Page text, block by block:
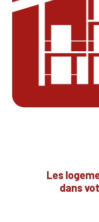
Les
dans